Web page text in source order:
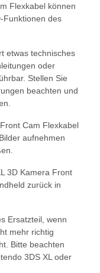
Flexkabel können
Funktionen des
etwas technisches
oder
Stellen Sie
beachten und
Cam Flexkabel
aufnehmen
3D Kamera Front
zurück in
Ersatzteil, wenn
mehr richtig
Bitte beachten
3DS XL oder